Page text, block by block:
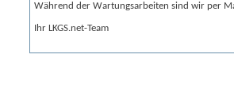
Während der Wartungsarbeiten sind wir per
Ihr LKGS.net-Team